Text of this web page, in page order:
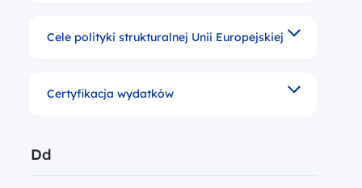
Cele polityki strukturalnej Unii Europejskiej
cele służące osiągnięciu spójności społeczno-
Certyfikacja wydatków
czynność dokonywana w ramach systemu kontroli
Litera
Dd